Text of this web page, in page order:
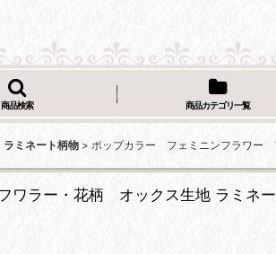
商品検索 商品カテゴリ一覧
ラミネート柄物 > ポップカラー フェミニンフラワー
ラー・花柄 オックス生地 ラミネ